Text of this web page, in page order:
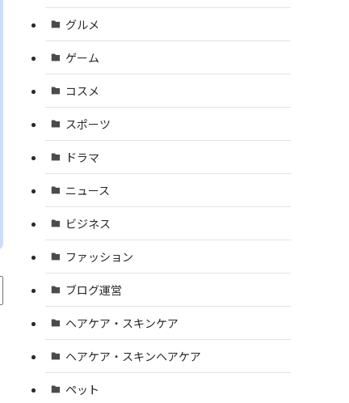
グルメ
ゲーム
コスメ
スポーツ
ドラマ
ニュース
ビジネス
ファッション
ブログ運営
ヘアケア・スキンケア
ヘアケア・スキンヘアケア
ペット